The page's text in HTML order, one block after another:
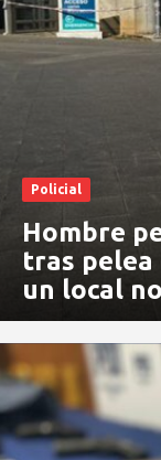
Policial
Hombre
tras pelea
un local